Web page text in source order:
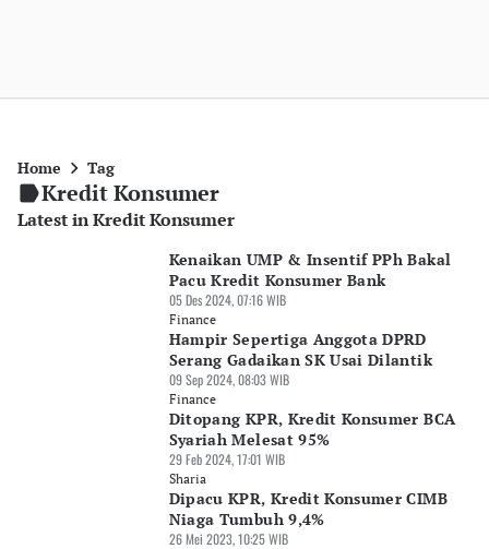
Home Tag
Kredit Konsumer
Latest in Kredit Konsumer
Kenaikan UMP & Insentif PPh Bakal
Pacu Kredit Konsumer Bank
05 Des 2024, 07:16 WIB
Finance
Hampir Sepertiga Anggota DPRD
Serang Gadaikan SK Usai Dilantik
09 Sep 2024, 08:03 WIB
Finance
Ditopang KPR, Kredit Konsumer BCA
Syariah Melesat 95%
29 Feb 2024, 17:01 WIB
Sharia
Dipacu KPR, Kredit Konsumer CIMB
Niaga Tumbuh 9,4%
26 Mei 2023, 10:25 WIB